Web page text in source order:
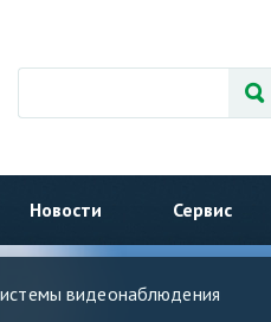
Новости Сервис
видеонаблюдения